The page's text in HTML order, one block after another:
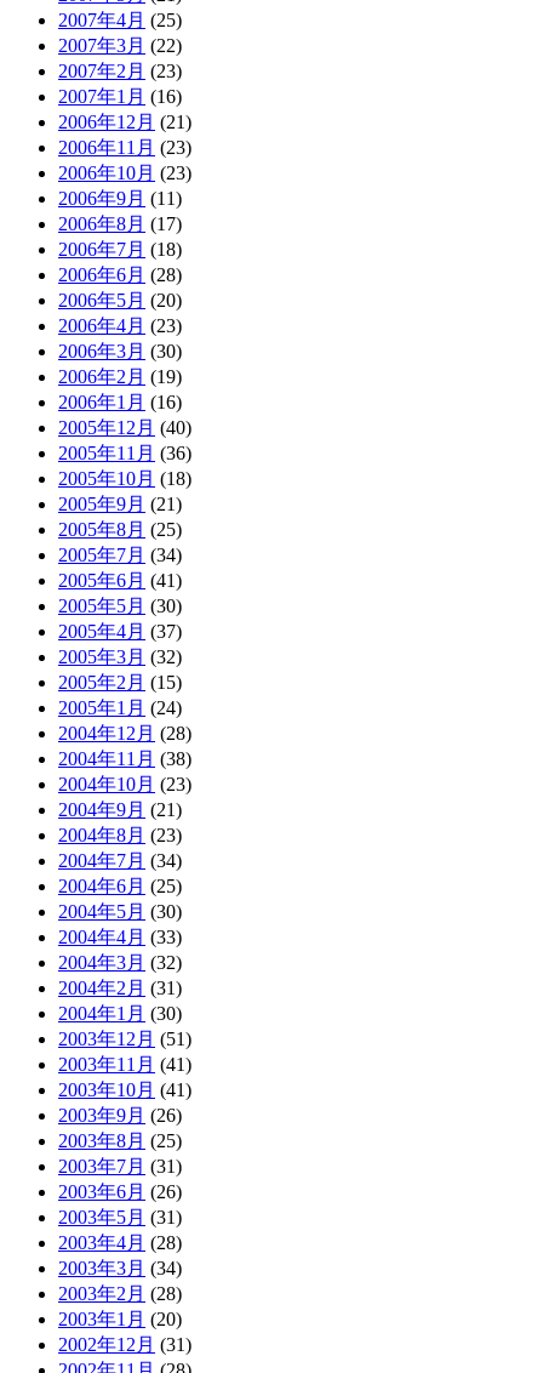
2007年4月 (25)
2007年3月 (22)
2007年2月 (23)
2007年1月 (16)
2006年12月 (21)
2006年11月 (23)
2006年10月 (23)
2006年9月 (11)
2006年8月 (17)
2006年7月 (18)
2006年6月 (28)
2006年5月 (20)
2006年4月 (23)
2006年3月 (30)
2006年2月 (19)
2006年1月 (16)
2005年12月 (40)
2005年11月 (36)
2005年10月 (18)
2005年9月 (21)
2005年8月 (25)
2005年7月 (34)
2005年6月 (41)
2005年5月 (30)
2005年4月 (37)
2005年3月 (32)
2005年2月 (15)
2005年1月 (24)
2004年12月 (28)
2004年11月 (38)
2004年10月 (23)
2004年9月 (21)
2004年8月 (23)
2004年7月 (34)
2004年6月 (25)
2004年5月 (30)
2004年4月 (33)
2004年3月 (32)
2004年2月 (31)
2004年1月 (30)
2003年12月 (51)
2003年11月 (41)
2003年10月 (41)
2003年9月 (26)
2003年8月 (25)
2003年7月 (31)
2003年6月 (26)
2003年5月 (31)
2003年4月 (28)
2003年3月 (34)
2003年2月 (28)
2003年1月 (20)
2002年12月 (31)